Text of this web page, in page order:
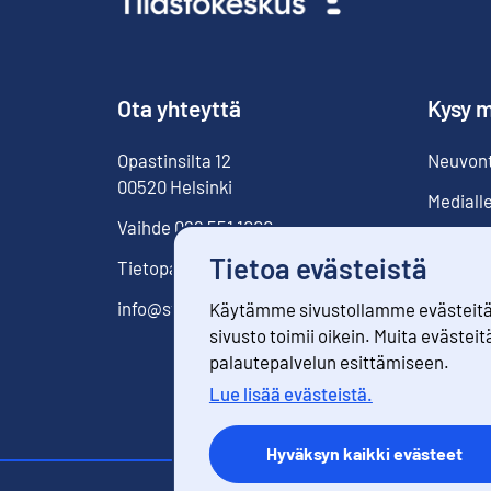
Tietoa evästeistä
Käytämme sivustollamme
sivusto toimii oikein. Muita
palautepalvelun esittämiseen.
Lue lisää evästeistä.
Hyväksyn kaikki evästeet
Ota yhteyttä
Opastinsilta 12
00520 Helsinki
Vaihde 029 551 1000
Tietopalvelu029 551 2220
info@stat.fi
Kysy